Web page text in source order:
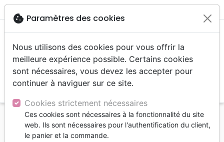
menu
Accueil
Livres
Bible S21 Evangélisation Gros Caractères
cookie Paramètres des cookies
Nous utilisons des cookies pour vous offrir la
meilleure expérience possible. Certains cookies
sont nécessaires, vous devez les accepter pour
continuer à naviguer sur ce site.
Cookies strictement nécessaires
Ces cookies sont nécessaires à la fonctionnalité du site
web. Ils sont nécessaires pour l'authentification du client,
le panier et la commande.